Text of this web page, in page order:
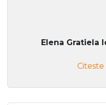
Elena Gratiela